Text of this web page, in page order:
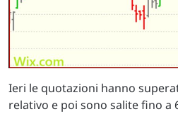
Ieri le quotazioni hanno
relativo e poi sono salite fino a